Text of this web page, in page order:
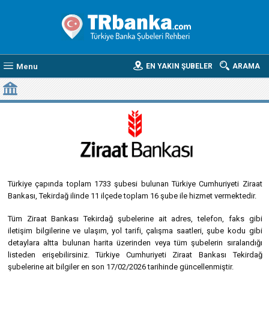
Menu ARAMA
EN YAKIN ŞUBELER
TÜRKIYE CUMHURIYETI ZIRAAT BANKASI TEKIRDAĞ BANKA
Türkiye çapında toplam 1733 şubesi bulunan Türkiye Cumhuriyeti Ziraat
Bankası, Tekirdağ ilinde 11 ilçede toplam 16 şube ile hizmet vermektedir.
Tüm Ziraat Bankası Tekirdağ şubelerine ait adres, telefon, faks gibi
iletişim bilgilerine ve ulaşım, yol tarifi, çalışma saatleri, şube kodu gibi
detaylara altta bulunan harita üzerinden veya tüm şubelerin sıralandığı
listeden erişebilirsiniz. Türkiye Cumhuriyeti Ziraat Bankası Tekirdağ
şubelerine ait bilgiler en son 17/02/2026 tarihinde güncellenmiştir.